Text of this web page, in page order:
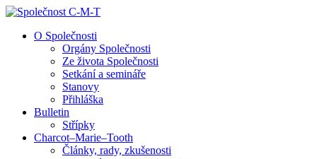
↓
O Společnosti
Orgány Společnosti
Ze života Společnosti
Setkání a semináře
Stanovy
Přihláška
Bulletin
Střípky
Charcot–Marie–Tooth
Články, rady, zkušenosti